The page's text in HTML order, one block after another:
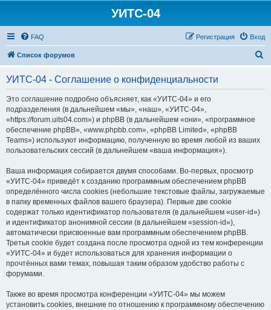
УИТС-04
FAQ Вход
Регистрация
Список форумов
УИТС-04 - Соглашение о конфиденциальности
Это соглашение подробно объясняет, как «УИТС-04» и его
подразделения (в дальнейшем «мы», «наш», «УИТС-04»,
«https://forum.uits04.com») и phpBB (в дальнейшем «они», «программное
обеспечение phpBB», «www.phpbb.com», «phpBB Limited», «phpBB
Teams») используют информацию, полученную во время любой из ваших
пользовательских сессий (в дальнейшем «ваша информация»).
Ваша информация собирается двумя способами. Во-первых, просмотр
«УИТС-04» приведёт к созданию программным обеспечением phpBB
определённого числа cookies (небольшие текстовые файлы, загружаемые
в папку временных файлов вашего браузера). Первые две cookie
содержат только идентификатор пользователя (в дальнейшем «user-id»)
и идентификатор анонимной сессии (в дальнейшем «session-id»),
автоматически присвоенные вам программным обеспечением phpBB.
Третья cookie будет создана после просмотра одной из тем конференции
«УИТС-04» и будет использоваться для хранения информации о
прочтённых вами темах, повышая таким образом удобство работы с
форумами.
Также во время просмотра конференции «УИТС-04» мы можем
установить cookies, внешние по отношению к программному обеспечению